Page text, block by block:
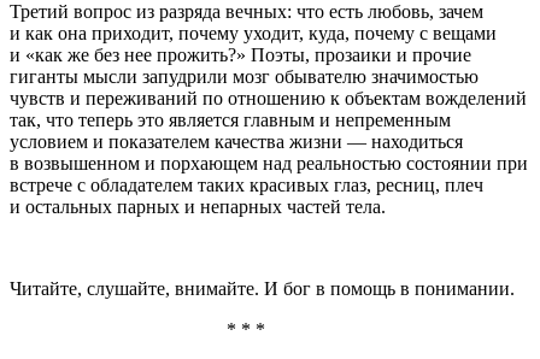
Третий вопрос из разряда вечных: что есть любовь, зачем
и как она приходит, почему уходит, куда, почему с вещами
и «как же без нее прожить?» Поэты, прозаики и прочие
гиганты мысли запудрили мозг обывателю значимостью
чувств и переживаний по отношению к объектам вожделений
так, что теперь это является главным и непременным
условием и показателем качества жизни — находиться
в возвышенном и порхающем над реальностью состоянии при
встрече с обладателем таких красивых глаз, ресниц, плеч
и остальных парных и непарных частей тела.
Читайте, слушайте, внимайте. И бог в помощь в понимании.
* * *